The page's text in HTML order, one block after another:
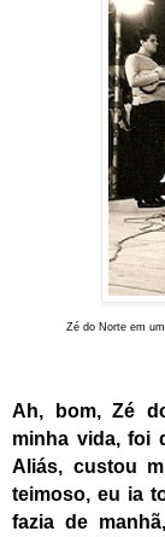
Zé do Norte em
Ah, bom, Zé
minha vida, foi
Aliás, custou
teimoso, eu ia
fazia de